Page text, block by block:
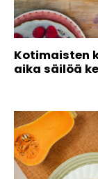
Kotimaisten
aika säilöä